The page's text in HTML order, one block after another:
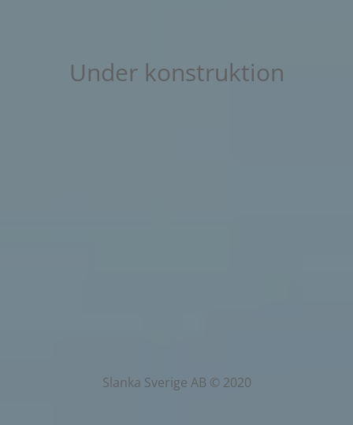
Under konstruktion
Slanka Sverige AB © 2020